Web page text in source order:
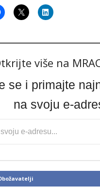
više na
se i primajte
na svoju e-